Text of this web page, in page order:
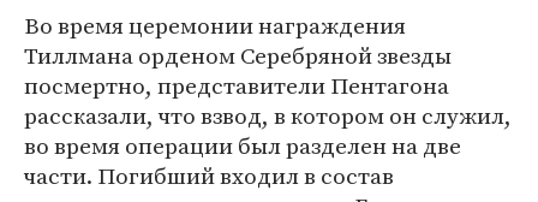
Во время церемонии награждения
Тиллмана орденом Серебряной звезды
посмертно, представители Пентагона
рассказали, что взвод, в котором он служил,
во время операции был разделен на две
части. Погибший входил в состав